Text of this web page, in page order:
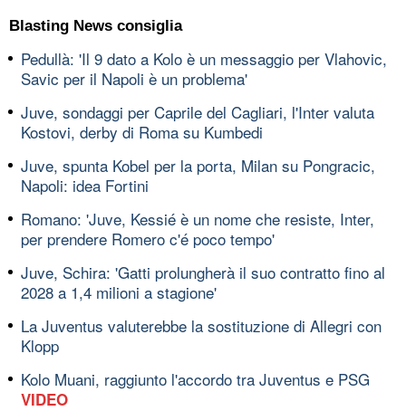
Blasting News consiglia
Pedullà: 'Il 9 dato a Kolo è un messaggio per Vlahovic,
Savic per il Napoli è un problema'
Juve, sondaggi per Caprile del Cagliari, l'Inter valuta
Kostovi, derby di Roma su Kumbedi
Juve, spunta Kobel per la porta, Milan su Pongracic,
Napoli: idea Fortini
Romano: 'Juve, Kessié è un nome che resiste, Inter,
per prendere Romero c'é poco tempo'
Juve, Schira: 'Gatti prolungherà il suo contratto fino al
2028 a 1,4 milioni a stagione'
La Juventus valuterebbe la sostituzione di Allegri con
Klopp
Kolo Muani, raggiunto l'accordo tra Juventus e PSG
VIDEO